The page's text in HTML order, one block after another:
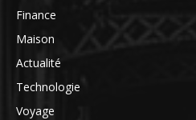
Finance
Maison
Actualité
Technologie
Voyage